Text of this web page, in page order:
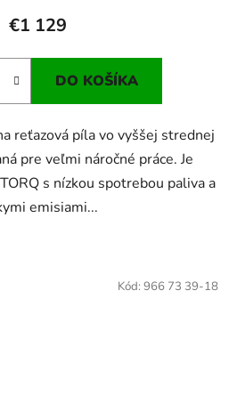
€1 129
DO KOŠÍKA
reťazová píla vo vyššej strednej
pre veľmi náročné práce. Je
s nízkou spotrebou paliva a
emisiami...
Kód: 966 73 39-18